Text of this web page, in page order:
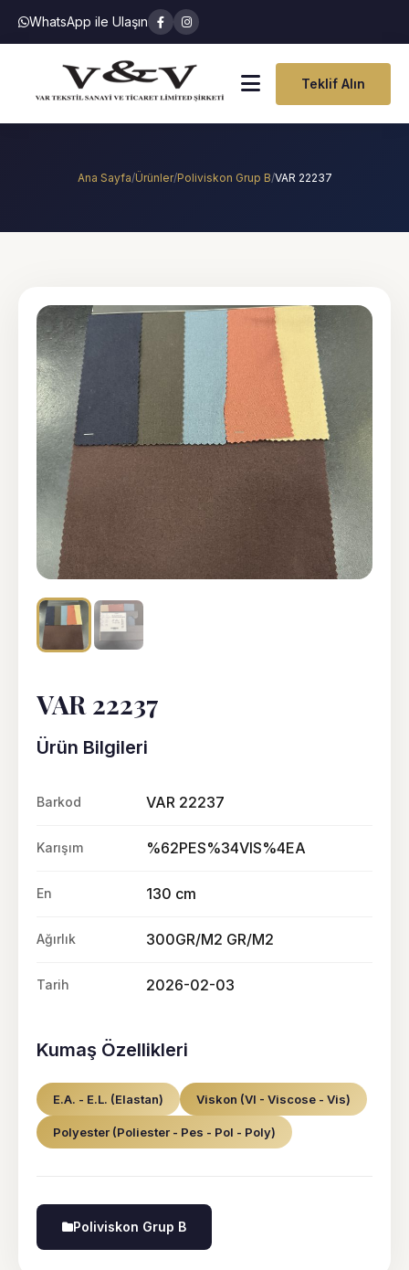
WhatsApp ile Ulaşın
Teklif Alın
Ana Sayfa/Ürünler/Poliviskon Grup B/VAR 22237
VAR 22237
Ürün Bilgileri
Barkod VAR 22237
Karışım %62PES%34VIS%4EA
En 130 cm
Ağırlık 300GR/M2 GR/M2
Tarih 2026-02-03
Kumaş Özellikleri
E.A. - E.L. (Elastan) Viskon (VI - Viscose - Vis)
Polyester (Poliester - Pes - Pol - Poly)
Poliviskon Grup B